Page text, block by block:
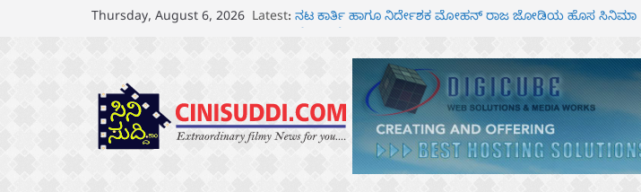
Thursday, August 6, 2026 Latest: ನಟ ಕಾರ್ತಿ ಹಾಗೂ ನಿರ್ದೇಶಕ ಮೋಹನ್ ರಾಜ ಜೋಡಿಯ ಹೊಸ ಸಿನಿಮಾ
ಬಾದಾಮಿಯಲ್ಲಿ “ಕರ್ಣಾಟಬಲಂ ಅಜೇಯಂ” ಹಾಡಿದ ದೃಶ್ಯ ವೈಭವ
ಆಗಸ್ಟ್ 7 ರಂದು ತನುಷ್ ಶಿವಣ್ಣ ಅಭಿನಯದ ‘ಬಾಸ್’ ಚಿತ್ರ ತೆರೆಗೆ
ರಾಧಿಕಾ ನಾರಾಯಣ್ ಹಾಗೂ ಮಿತ್ರ ಅಭಿನಯದ “ಮಹಾನ್” ಫಸ್ಟ್ ಲುಕ್
ಅನಾವರಣ